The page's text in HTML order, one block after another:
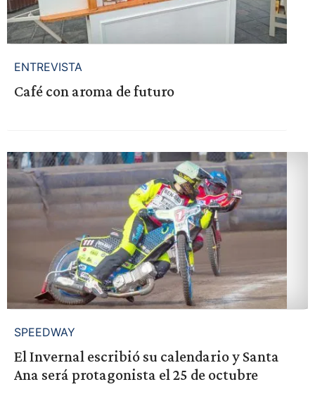
ENTREVISTA
Café con aroma de futuro
SPEEDWAY
El Invernal escribió su calendario y Santa
Ana será protagonista el 25 de octubre